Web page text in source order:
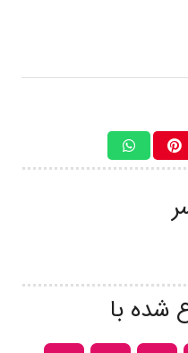
شده با